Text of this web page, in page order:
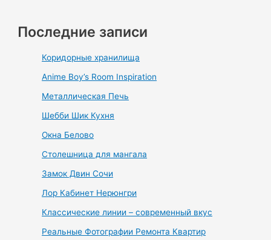
Последние записи
Коридорные хранилища
Anime Boy’s Room Inspiration
Металлическая Печь
Шебби Шик Кухня
Окна Белово
Столешница для мангала
Замок Двин Сочи
Лор Кабинет Нерюнгри
Классические линии – современный вкус
Реальные Фотографии Ремонта Квартир